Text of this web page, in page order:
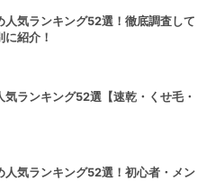
人気ランキング52選！徹底調査して
紹介！
気ランキング52選【速乾・くせ毛・
人気ランキング52選！初心者・メン